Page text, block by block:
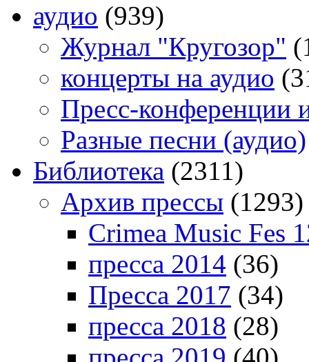
аудио (939)
Журнал "Кругозор"
концерты на аудио
Пресс-конференции
Разные песни (аудио)
Библиотека (2311)
Архив прессы (1293)
Crimea Music Fes
пресса 2014 (36)
Пресса 2017 (34)
пресса 2018 (28)